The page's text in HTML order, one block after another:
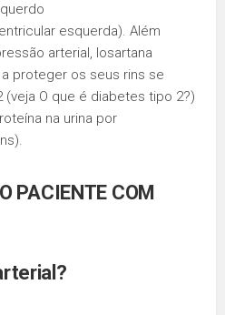
esquerda). Além
arterial, losartana
proteger os seus rins se
O que é diabetes tipo 2?)
na urina por
PACIENTE COM
?